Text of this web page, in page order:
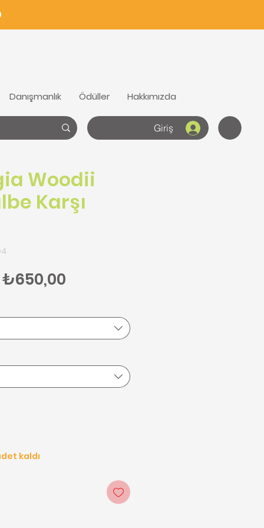
Danışmanlık Ödüller Hakkımızda
Giriş
Woodii
Karşı
Fiyat
₺650,00
kaldı